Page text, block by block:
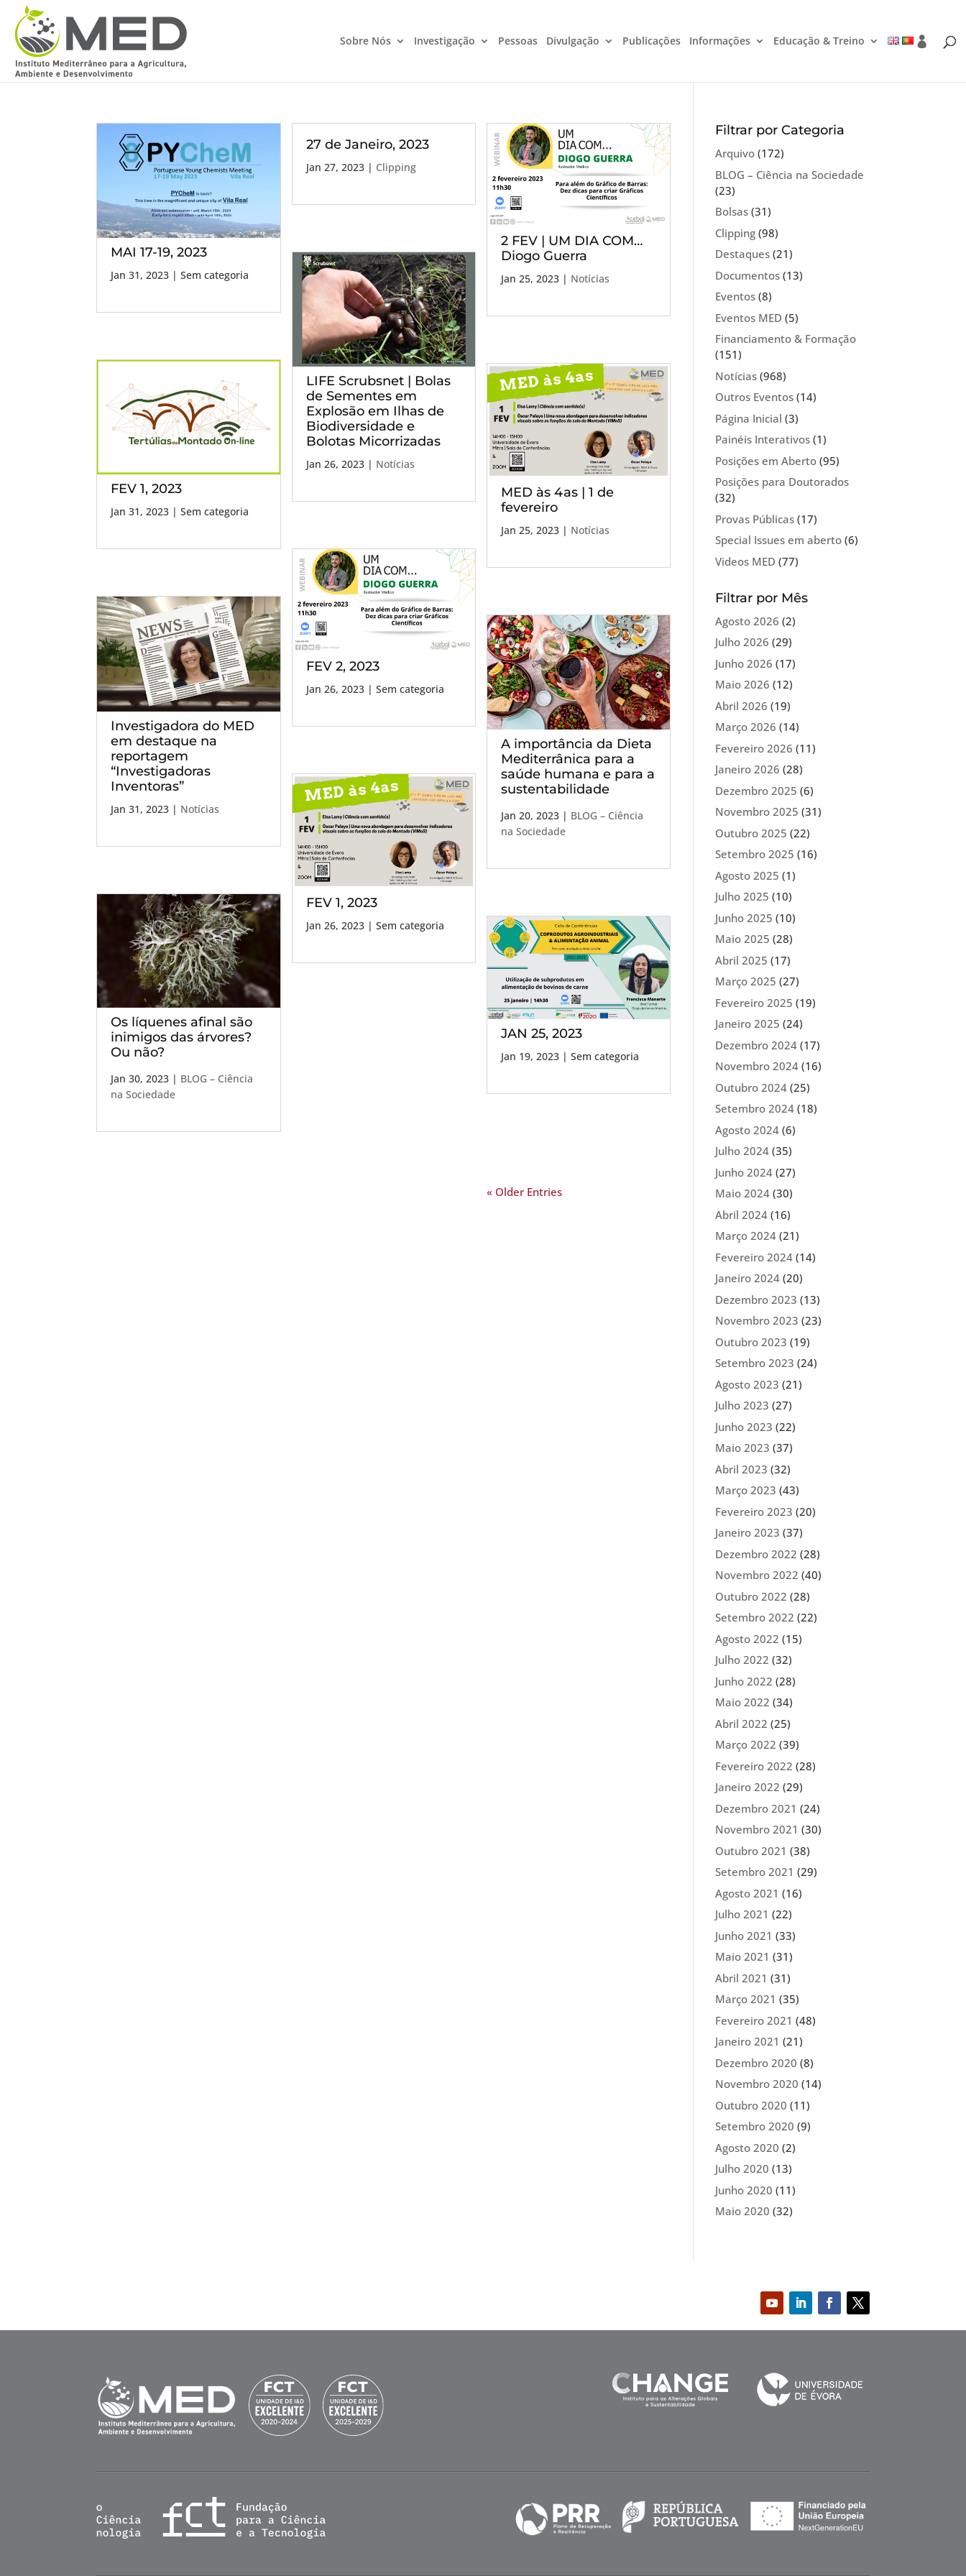
Sobre Nós Investigação Pessoas Divulgação Publicações Informações Educação & Treino
MAI 17-19, 2023
Jan 31, 2023 | Sem categoria
FEV 1, 2023
Jan 31, 2023 | Sem categoria
Investigadora do MED
em destaque na
reportagem
“Investigadoras
Inventoras”
Jan 31, 2023 | Notícias
Os líquenes afinal são
inimigos das árvores?
Ou não?
Jan 30, 2023 | BLOG – Ciência
na Sociedade
27 de Janeiro, 2023
Jan 27, 2023| Clipping
LIFE Scrubsnet | Bolas
de Sementes em
Explosão em Ilhas de
Biodiversidade e
Bolotas Micorrizadas
Jan 26, 2023| Notícias
FEV 2, 2023
Jan 26, 2023| Sem categoria
FEV 1, 2023
Jan 26, 2023| Sem categoria
2 FEV | UM DIA COM…
Diogo Guerra
Jan 25, 2023| Notícias
MED às 4as | 1 de
fevereiro
Jan 25, 2023| Notícias
A importância da Dieta
Mediterrânica para a
saúde humana e para a
sustentabilidade
Jan 20, 2023| BLOG – Ciência
na Sociedade
JAN 25, 2023
Jan 19, 2023| Sem categoria
« Older Entries
Filtrar por Categoria
Arquivo(172)
BLOG – Ciência na Sociedade
(23)
Bolsas(31)
Clipping(98)
Destaques(21)
Documentos(13)
Eventos(8)
Eventos MED (5)
Financiamento & Formação
(151)
Notícias(968)
Outros Eventos(14)
Página Inicial (3)
Painéis Interativos(1)
Posições em Aberto(95)
Posições para Doutorados
(32)
Provas Públicas(17)
Special Issues em aberto(6)
Videos MED (77)
Filtrar por Mês
Agosto 2026 (2)
Julho 2026 (29)
Junho 2026 (17)
Maio 2026 (12)
Abril 2026 (19)
Março 2026 (14)
Fevereiro 2026 (11)
Janeiro 2026 (28)
Dezembro 2025 (6)
Novembro 2025 (31)
Outubro 2025 (22)
Setembro 2025 (16)
Agosto 2025 (1)
Julho 2025 (10)
Junho 2025 (10)
Maio 2025 (28)
Abril 2025 (17)
Março 2025 (27)
Fevereiro 2025 (19)
Janeiro 2025 (24)
Dezembro 2024(17)
Novembro 2024(16)
Outubro 2024(25)
Setembro 2024(18)
Agosto 2024(6)
Julho 2024(35)
Junho 2024(27)
Maio 2024(30)
Abril 2024(16)
Março 2024(21)
Fevereiro 2024(14)
Janeiro 2024(20)
Dezembro 2023 (13)
Novembro 2023 (23)
Outubro 2023 (19)
Setembro 2023 (24)
Agosto 2023 (21)
Julho 2023 (27)
Junho 2023 (22)
Maio 2023 (37)
Abril 2023 (32)
Março 2023 (43)
Fevereiro 2023 (20)
Janeiro 2023 (37)
Dezembro 2022 (28)
Novembro 2022 (40)
Outubro 2022 (28)
Setembro 2022 (22)
Agosto 2022 (15)
Julho 2022 (32)
Junho 2022 (28)
Maio 2022 (34)
Abril 2022 (25)
Março 2022 (39)
Fevereiro 2022 (28)
Janeiro 2022 (29)
Dezembro 2021 (24)
Novembro 2021 (30)
Outubro 2021 (38)
Setembro 2021 (29)
Agosto 2021 (16)
Julho 2021 (22)
Junho 2021 (33)
Maio 2021 (31)
Abril 2021 (31)
Março 2021 (35)
Fevereiro 2021 (48)
Janeiro 2021 (21)
Dezembro 2020 (8)
Novembro 2020 (14)
Outubro 2020 (11)
Setembro 2020 (9)
Agosto 2020 (2)
Julho 2020 (13)
Junho 2020 (11)
Maio 2020 (32)